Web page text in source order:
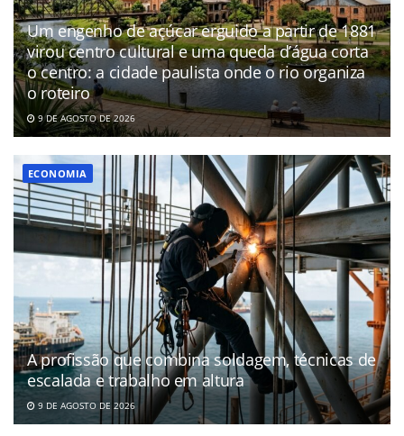
Um engenho de açúcar erguido a partir de 1881
virou centro cultural e uma queda d’água corta
o centro: a cidade paulista onde o rio organiza
o roteiro
9 DE AGOSTO DE 2026
ECONOMIA
A profissão que combina soldagem, técnicas de
escalada e trabalho em altura
9 DE AGOSTO DE 2026